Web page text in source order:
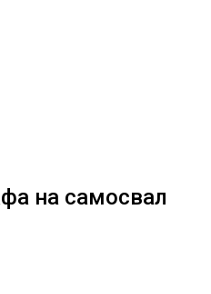
на самосвал